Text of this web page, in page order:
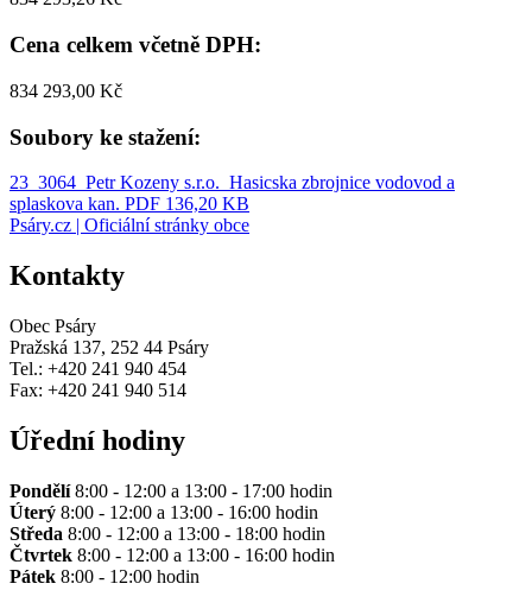
Cena celkem včetně DPH:
834 293,00 Kč
Soubory ke stažení:
23_3064_Petr Kozeny s.r.o._Hasicska zbrojnice vodovod a
splaskova kan. PDF 136,20 KB
Psáry.cz | Oficiální stránky obce
Kontakty
Obec Psáry
Pražská 137, 252 44 Psáry
Tel.: +420 241 940 454
Fax: +420 241 940 514
Úřední hodiny
Pondělí8:00 - 12:00 a 13:00 - 17:00 hodin
Úterý 8:00 - 12:00 a 13:00 - 16:00 hodin
Středa 8:00 - 12:00 a 13:00 - 18:00 hodin
Čtvrtek 8:00 - 12:00 a 13:00 - 16:00 hodin
Pátek 8:00 - 12:00 hodin